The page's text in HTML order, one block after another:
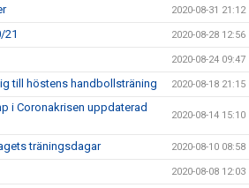
2020-08-31 21:12
21 2020-08-28 12:56
2020-08-24 09:47
till höstens handbollsträning 2020-08-18 21:15
i Coronakrisen uppdaterad
2020-08-14 15:10
träningsdagar 2020-08-10 08:58
2020-08-08 12:03